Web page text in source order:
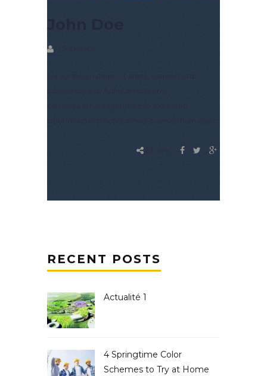
RECENT POSTS
Actualité 1
4 Springtime Color
Schemes to Try at Home